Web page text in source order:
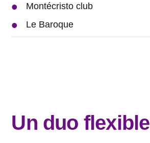
Montécristo club
Le Baroque
Un duo flexible